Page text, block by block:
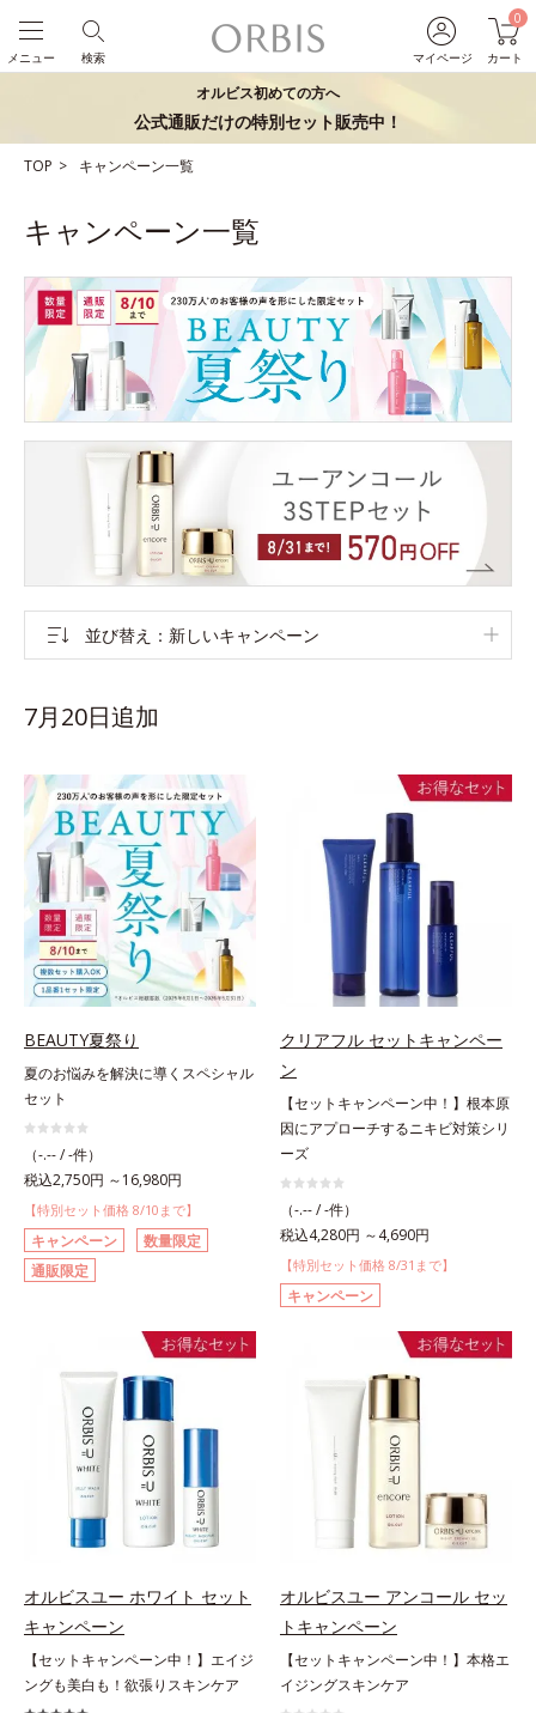
マイページ
0
カート
検索
メニュー
オルビス初めての方へ
公式通販だけの特別セット販売中！
TOP キャンペーン一覧
キャンペーン一覧
並び替え 新しいキャンペーン
7月20日追加
BEAUTY夏祭り
夏のお悩みを解決に導くスペシャル
セット
（-.-- / -件）
税込2,750円 ～16,980円
【特別セット価格 8/10まで】
キャンペーン
数量限定
通販限定
クリアフル セットキャンペー
ン
【セットキャンペーン中！】根本原
因にアプローチするニキビ対策シリ
ーズ
（-.-- / -件）
税込4,280円 ～4,690円
【特別セット価格 8/31まで】
キャンペーン
オルビスユー ホワイト セット
キャンペーン
【セットキャンペーン中！】エイジ
ングも美白も！欲張りスキンケア
オルビスユー アンコール セッ
トキャンペーン
【セットキャンペーン中！】本格エ
イジングスキンケア